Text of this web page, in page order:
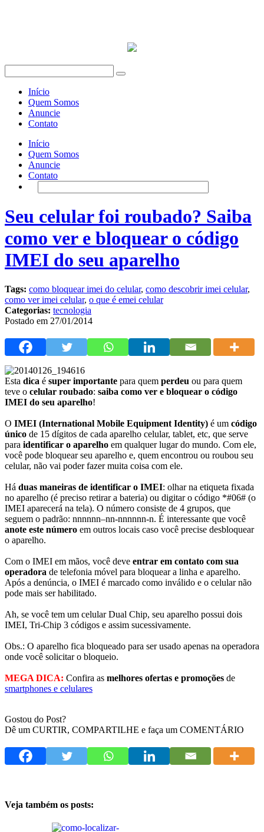
Início
Quem Somos
Anuncie
Contato
Início
Quem Somos
Anuncie
Contato
Seu celular foi roubado? Saiba
como ver e bloquear o código
IMEI do seu aparelho
Tags: como bloquear imei do celular, como descobrir imei celular,
como ver imei celular, o que é emei celular
Categorias: tecnologia
Postado em 27/01/2014
Esta dica é super importante para quem perdeu ou para quem
teve o celular roubado: saiba como ver e bloquear o código
IMEI do seu aparelho!
O IMEI (International Mobile Equipment Identity) é um código
único de 15 dígitos de cada aparelho celular, tablet, etc, que serve
para identificar o aparelho em qualquer lugar do mundo. Com ele,
você pode bloquear seu aparelho e, quem encontrou ou roubou seu
celular, não vai poder fazer muita coisa com ele.
Há duas maneiras de identificar o IMEI: olhar na etiqueta fixada
no aparelho (é preciso retirar a bateria) ou digitar o código *#06# (o
IMEI aparecerá na tela). O número consiste de 4 grupos, que
seguem o padrão: nnnnnn–nn-nnnnnn-n. É interessante que você
anote este número em outros locais caso você precise desbloquear
o aparelho.
Com o IMEI em mãos, você deve entrar em contato com sua
operadora de telefonia móvel para bloquear a linha e aparelho.
Após a denúncia, o IMEI é marcado como inválido e o celular não
pode mais ser habilitado.
Ah, se você tem um celular Dual Chip, seu aparelho possui dois
IMEI, Tri-Chip 3 códigos e assim sucessivamente.
Obs.: O aparelho fica bloqueado para ser usado apenas na operadora
onde você solicitar o bloqueio.
MEGA DICA: Confira as melhores ofertas e promoções de
smartphones e celulares
Gostou do Post?
Dê um CURTIR, COMPARTILHE e faça um COMENTÁRIO
Veja também os posts: